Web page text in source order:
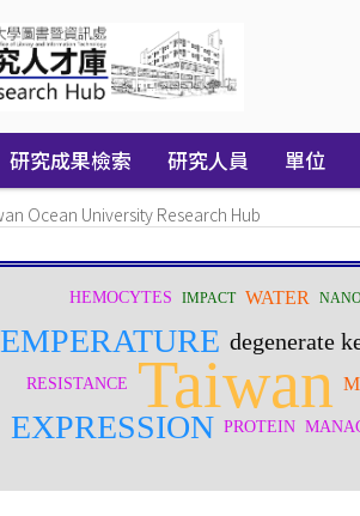
研究成果檢索 研究人員 單位
Ocean University Research Hub